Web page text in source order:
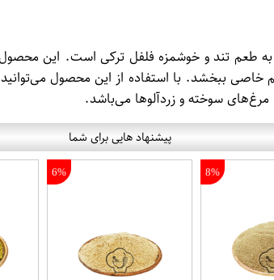
به طعم تند و خوشمزه فلفل ترکی است. این
خاصی ببخشد. با استفاده از این محصول
مرغ‌های سوخته و زردآلوها می‌باشد.
پیشنهاد هایی برای شما
8%
6%